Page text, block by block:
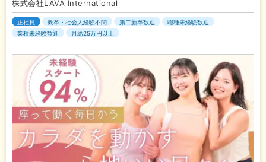
株式会社LAVA International
正社員 既卒・社会人経験不問 第二新卒歓迎
職種未経験歓迎
業種未経験歓迎
月給25万円以上